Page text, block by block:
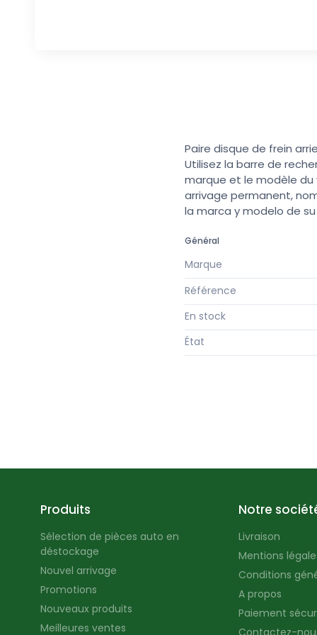
Paire disque de frein
Utilisez la barre de
marque et le modèle du
arrivage permanent,
la marca y modelo de
Général
Marque
Référence
En stock
État
Produits
Sélection de pièces auto en
déstockage
Nouvel arrivage
Promotions
Nouveaux produits
Meilleures ventes
Notre
Livraison
Mentions
Conditions
A propos
Paiement
Contactez-